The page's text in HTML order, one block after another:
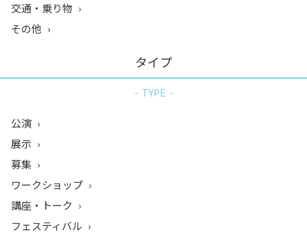
交通・乗り物
その他
タイプ
TYPE
公演
展示
募集
ワークショップ
講座・トーク
フェスティバル